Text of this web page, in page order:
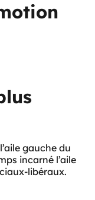
gauche du
incarné l’aile
libéraux.